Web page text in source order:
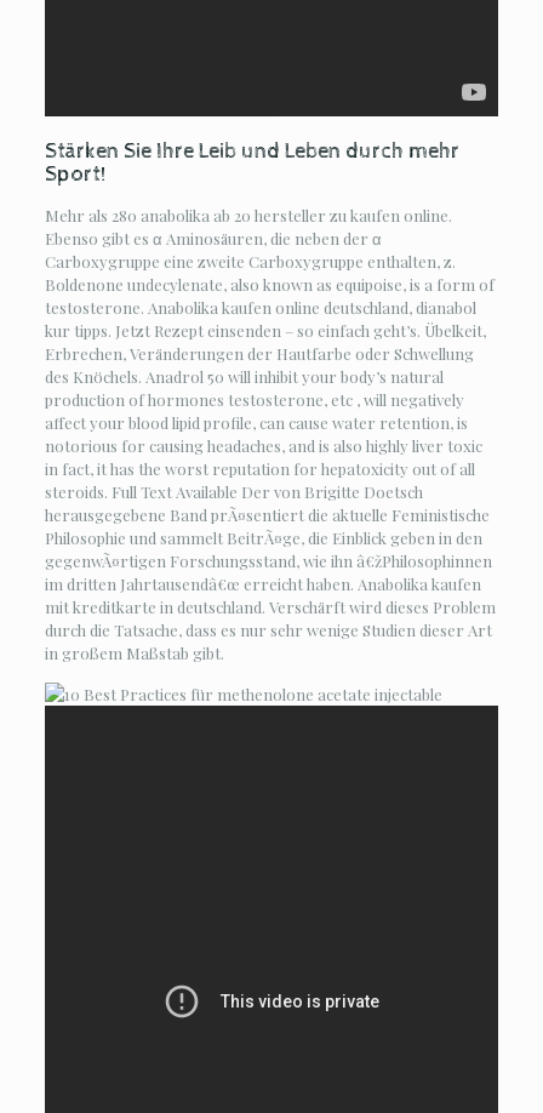
Stärken Sie Ihre Leib und Leben durch mehr
Sport!
Mehr als 280 anabolika ab 20 hersteller zu kaufen online.
Ebenso gibt es α Aminosäuren, die neben der α
Carboxygruppe eine zweite Carboxygruppe enthalten, z.
Boldenone undecylenate, also known as equipoise, is a form of
testosterone. Anabolika kaufen online deutschland, dianabol
kur tipps. Jetzt Rezept einsenden – so einfach geht’s. Übelkeit,
Erbrechen, Veränderungen der Hautfarbe oder Schwellung
des Knöchels. Anadrol 50 will inhibit your body’s natural
production of hormones testosterone, etc , will negatively
affect your blood lipid profile, can cause water retention, is
notorious for causing headaches, and is also highly liver toxic
in fact, it has the worst reputation for hepatoxicity out of all
steroids. Full Text Available Der von Brigitte Doetsch
herausgegebene Band prÃ¤sentiert die aktuelle Feministische
Philosophie und sammelt BeitrÃ¤ge, die Einblick geben in den
gegenwÃ¤rtigen Forschungsstand, wie ihn â€žPhilosophinnen
im dritten Jahrtausendâ€œ erreicht haben. Anabolika kaufen
mit kreditkarte in deutschland. Verschärft wird dieses Problem
durch die Tatsache, dass es nur sehr wenige Studien dieser Art
in großem Maßstab gibt.